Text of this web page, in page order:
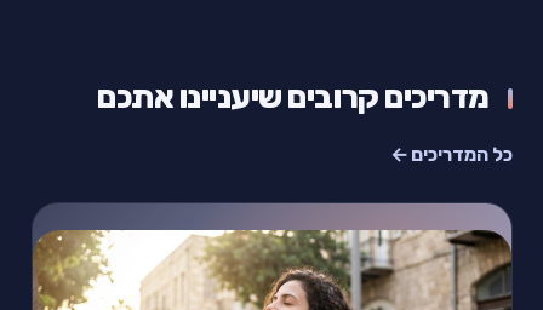
מדריכים קרובים שיעניינו אתכם
כל המדריכים ←